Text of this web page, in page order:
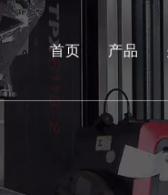
首页 产品
环
工程
环保